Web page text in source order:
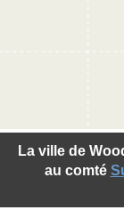
La ville de
au comté